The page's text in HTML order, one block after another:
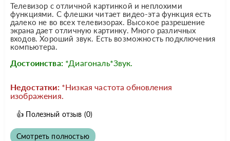
Телевизор с отличной картинкой и неплохими
функциями. С флешки читает видео-эта функция есть
далеко не во всех телевизорах. Высокое разрешение
экрана дает отличную картинку. Много различных
входов. Хороший звук. Есть возможность подключения
компьютера.
Достоинства: *Диагональ*Звук.
Недостатки: *Низкая частота обновления
изображения.
👍 Полезный отзыв (0)
Смотреть полностью